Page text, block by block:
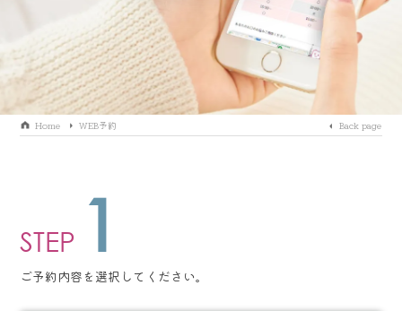
Home WEB予約 Back page
STEP 1
ご予約内容を選択してください。